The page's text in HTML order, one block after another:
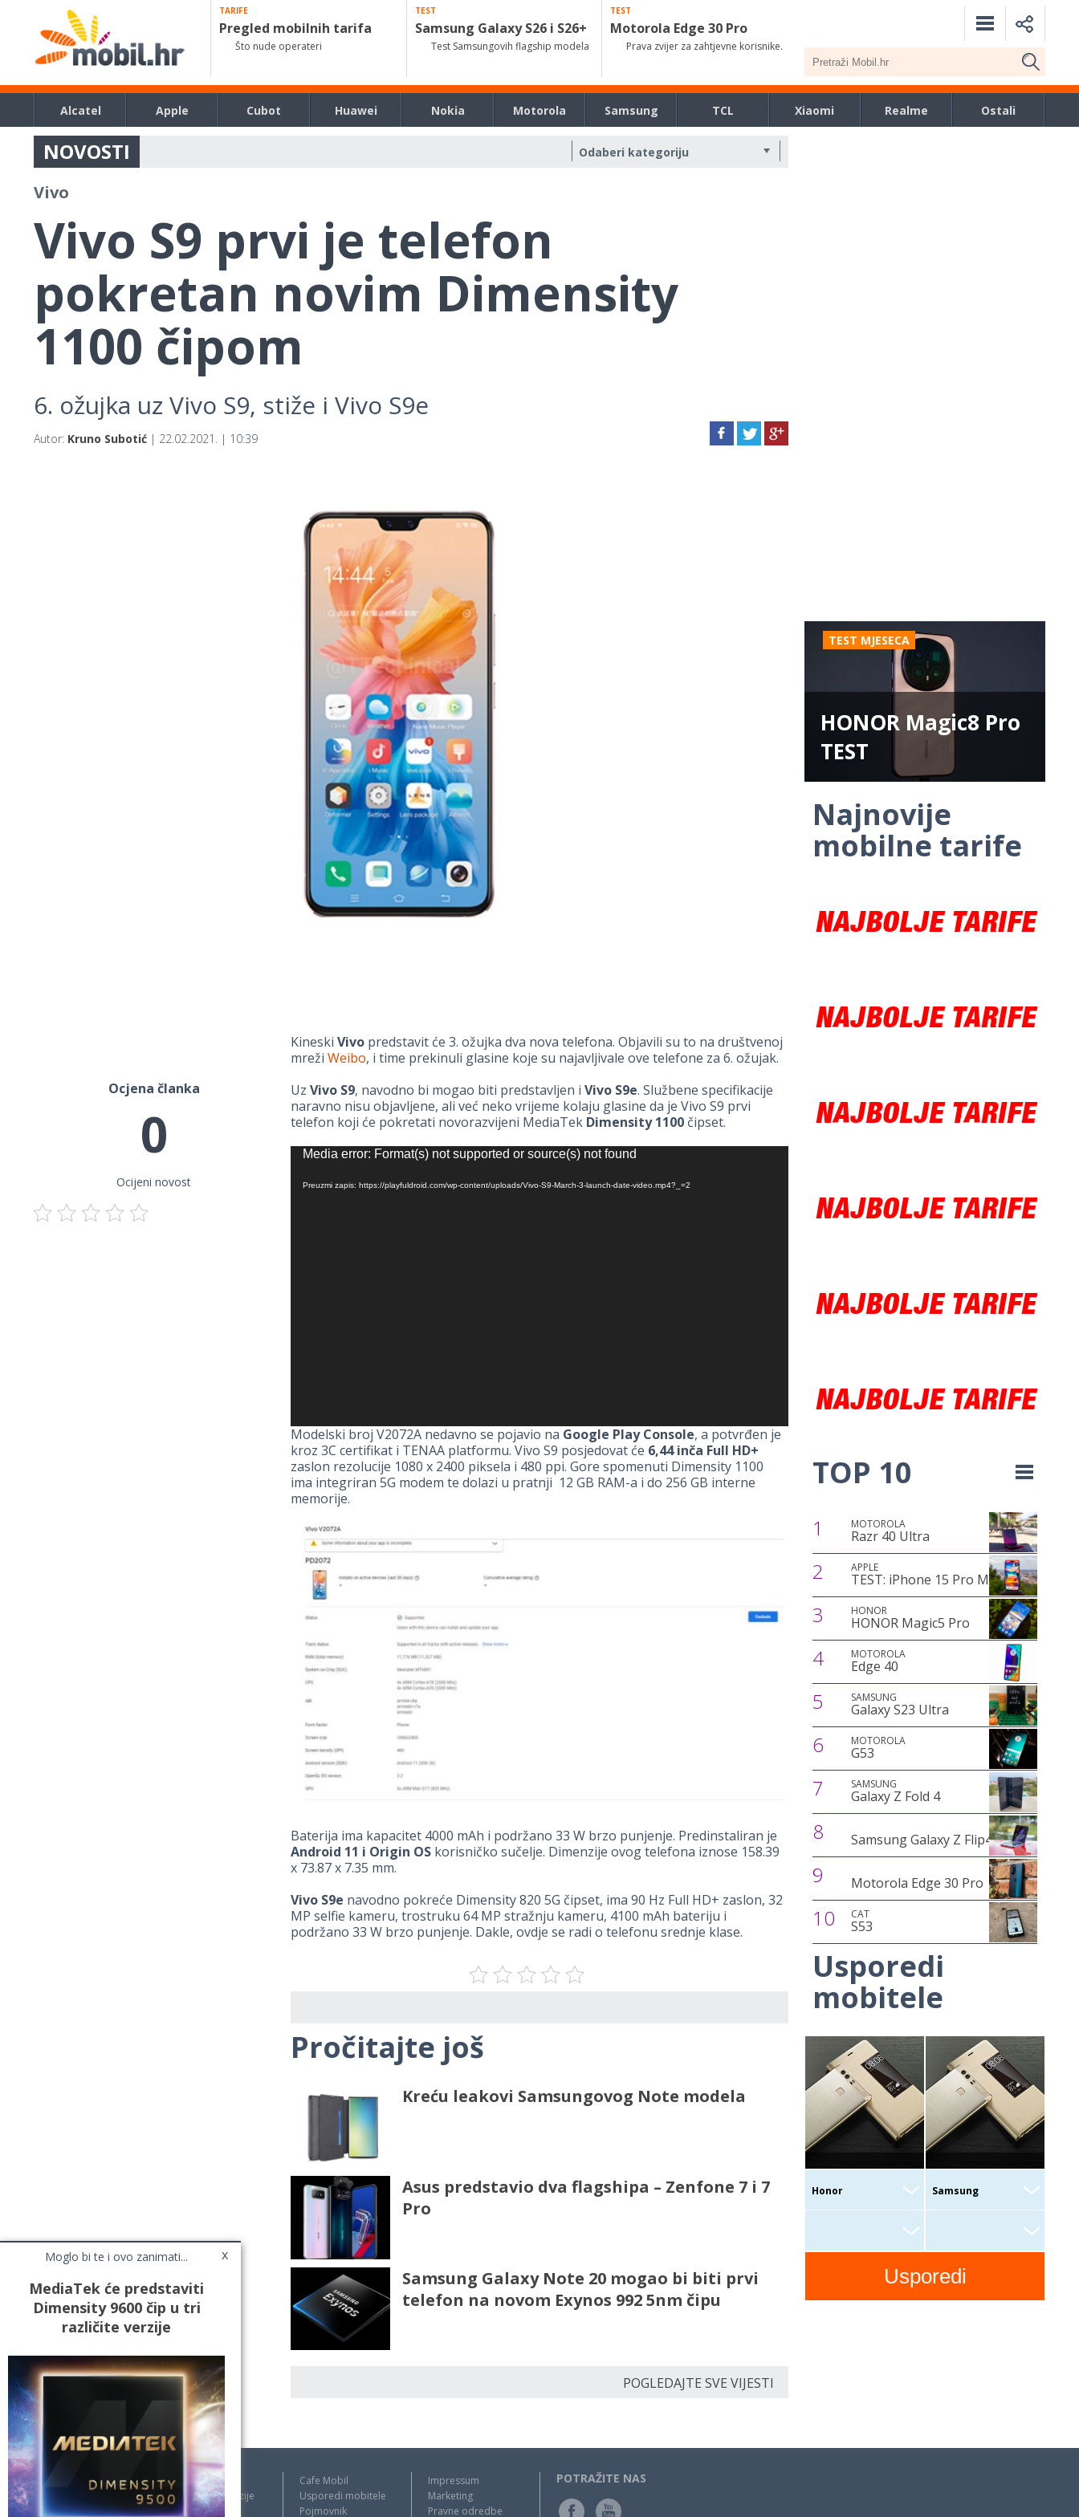
TARIFE
Pregled mobilnih tarifa
Što nude operateri
TEST
Samsung Galaxy S26 i S26+
Test Samsungovih flagship modela
TEST
Motorola Edge 30 Pro
Prava zvijer za zahtjevne korisnike.
Alcatel Apple Cubot Huawei Nokia Motorola Samsung TCL Xiaomi Realme Ostali
NOVOSTI
Vivo
Vivo S9 prvi je telefon
pokretan novim Dimensity
1100 čipom
6. ožujka uz Vivo S9, stiže i Vivo S9e
Autor: Kruno Subotić | 22.02.2021. | 10:39
Ocjena članka
0
Ocijeni novost
Kineski Vivopredstavit će 3. ožujka dva nova telefona. Objavili su to na društvenoj
mreži Weibo, i time prekinuli glasine koje su najavljivale ove telefone za 6. ožujak.
Uz Vivo S9, navodno bi mogao biti predstavljen i Vivo S9e. Službene specifikacije
naravno nisu objavljene, ali već neko vrijeme kolaju glasine da je Vivo S9 prvi
telefon koji će pokretati novorazvijeni MediaTek Dimensity 1100čipset.
Reproduktor
Media error: Format(s) not supported or source(s) not found
Preuzmi zapis: https://playfuldroid.com/wp-content/uploads/Vivo-S9-March-3-launch-date-video.mp4?_=2
Modelski broj V2072A nedavno se pojavio na Google Play Console, a potvrđen je
kroz 3C certifikat i TENAA platformu. Vivo S9 posjedovat će 6,44 inča Full HD+
zaslon rezolucije 1080 x 2400 piksela i 480 ppi. Gore spomenuti Dimensity 1100
ima integriran 5G modem te dolazi u pratnji 12 GB RAM-a i do 256 GB interne
memorije.
Baterija ima kapacitet 4000 mAh i podržano 33 W brzo punjenje. Predinstaliran je
Android 11 i Origin OSkorisničko sučelje. Dimenzije ovog telefona iznose 158.39
x 73.87 x 7.35 mm.
Vivo S9e navodno pokreće Dimensity 820 5G čipset, ima 90 Hz Full HD+ zaslon, 32
MP selfie kameru, trostruku 64 MP stražnju kameru, 4100 mAh bateriju i
podržano 33 W brzo punjenje. Dakle, ovdje se radi o telefonu srednje klase.
Pročitajte još
Kreću leakovi Samsungovog Note modela
Asus predstavio dva flagshipa – Zenfone 7 i 7
Pro
Samsung Galaxy Note 20 mogao bi biti prvi
telefon na novom Exynos 992 5nm čipu
POGLEDAJTE SVE VIJESTI
TEST MJESECA
HONOR Magic8 Pro
TEST
Najnovije
mobilne tarife
TOP 10
1 MOTOROLA
Razr 40 Ultra
2 APPLE
TEST: iPhone 15 Pro Max
3 HONOR
HONOR Magic5 Pro
4 MOTOROLA
Edge 40
5 SAMSUNG
Galaxy S23 Ultra
6 MOTOROLA
G53
7 SAMSUNG
Galaxy Z Fold 4
8 Samsung Galaxy Z Flip4
9 Motorola Edge 30 Pro
10 CAT
S53
Usporedi
mobitele
Moglo bi te i ovo zanimati... x
MediaTek će predstaviti
Dimensity 9600 čip u tri
različite verzije
Novosti
Testovi / Recenzije
Top Liste
Cafe Mobil
Usporedi mobitele
Pojmovnik
Impressum
Marketing
Pravne odredbe
POTRAŽITE NAS